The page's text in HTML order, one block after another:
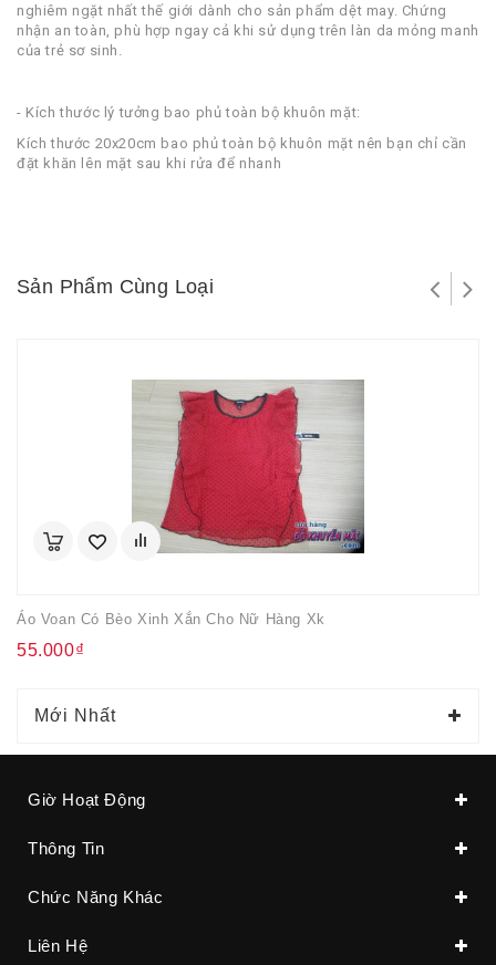
nghiêm ngặt nhất thế giới dành cho sản phẩm dệt may. Chứng
nhận an toàn, phù hợp ngay cả khi sử dụng trên làn da mỏng manh
của trẻ sơ sinh.
- Kích thước lý tưởng bao phủ toàn bộ khuôn mặt:
Kích thước 20x20cm bao phủ toàn bộ khuôn mặt nên bạn chỉ cần
đặt khăn lên mặt sau khi rửa để nhanh
Sản Phẩm Cùng Loại
Áo Voan Có Bèo Xinh Xắn Cho Nữ Hàng Xk
55.000₫
Mới Nhất
Giờ Hoạt Động
Thông Tin
Chức Năng Khác
Liên Hệ